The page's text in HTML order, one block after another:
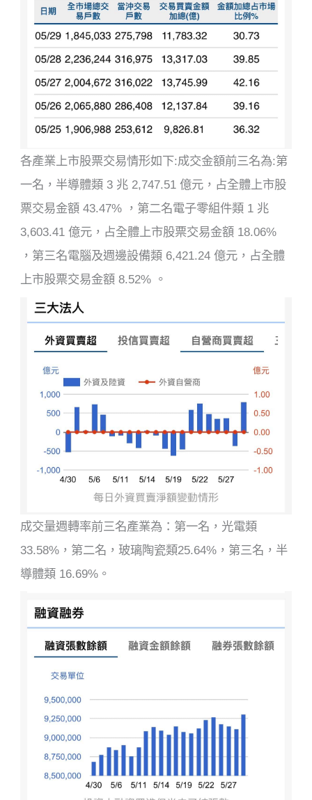
各產業上市股票交易情形如下:成交金額前三名為:第
一名，半導體類 3 兆 2,747.51 億元，占全體上市股
票交易金額 43.47% ，第二名電子零組件類 1 兆
3,603.41 億元，占全體上市股票交易金額 18.06%
，第三名電腦及週邊設備類 6,421.24 億元，占全體
上市股票交易金額 8.52% 。
成交量週轉率前三名產業為：第一名，光電類
33.58%，第二名，玻璃陶瓷類25.64%，第三名，半
導體類 16.69%。